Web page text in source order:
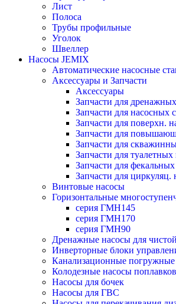
Лист
Полоса
Трубы профильные
Уголок
Швеллер
Насосы JEMIX
Автоматические насосные
Аксессуары и Запчасти
Аксессуары
Запчасти для
Запчасти для насосных
Запчасти для поверхн.
Запчасти для
Запчасти для
Запчасти для туалетных
Запчасти для фекальных
Запчасти для циркуляц.
Винтовые насосы
Горизонтальные
серия ГМН145
серия ГМН170
серия ГМН90
Дренажные насосы для
Инверторные блоки
Канализационные
Колодезные насосы
Насосы для бочек
Насосы для ГВС